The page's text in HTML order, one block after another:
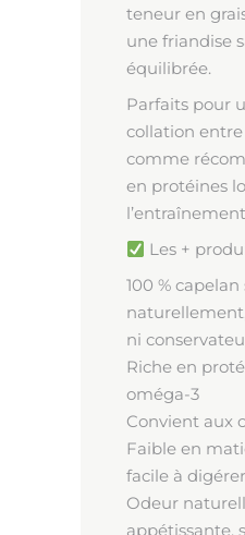
teneur en
une friandise
équilibrée.
Parfaits pour
collation entre
comme
en protéines
Les +
100 % capelan
ni
Riche en
oméga-3
Convient aux
Faible en
facile à digérer
Odeur
appétissante,